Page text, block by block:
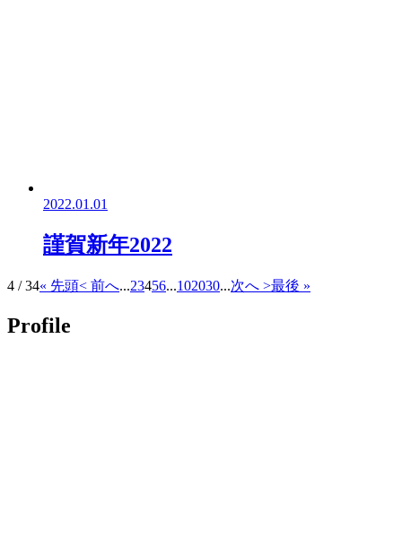
2022.01.01
謹賀新年2022
4 / 34« 先頭< 前へ...23456...102030...次へ >最後 »
Profile